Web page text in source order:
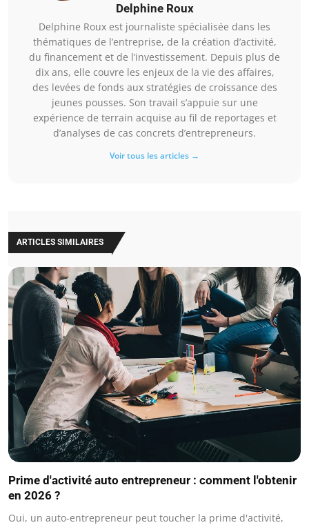
Delphine Roux
Delphine Roux est journaliste spécialisée dans les
thématiques de l’entreprise, de la création d’activité,
du financement et de l’investissement. Depuis plus de
dix ans, elle couvre les enjeux de la vie des affaires,
des levées de fonds aux stratégies de croissance des
jeunes pousses. Son travail s’appuie sur une
expérience de terrain acquise au fil de reportages et
d’analyses de cas concrets d’entrepreneurs.
Voir tous les articles →
ARTICLES SIMILAIRES
Prime d'activité auto entrepreneur : comment l'obtenir
en 2026 ?
Oui, un auto-entrepreneur peut toucher la prime d'activité,